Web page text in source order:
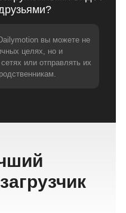
вы можете не
целях, но и
или отправлять их